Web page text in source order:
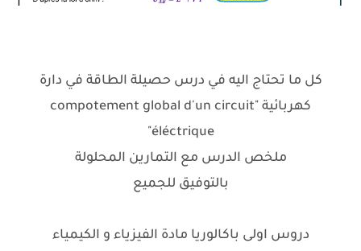
كل ما تحتاج اليه في درس حصيلة الطاقة في دارة
كهربائية "compotement global d'un circuit
éléctrique"
ملخص الدرس مع التمارين المحلولة
بالتوفيق للجميع
دروس اولى باكالوريا مادة الفيزياء و الكيمياء